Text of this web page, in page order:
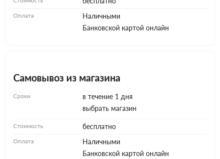
Оплата
Наличными
Банковской картой онлайн
Самовывоз из магазина
Сроки
в течение 1 дня
выбрать магазин
Стоимость бесплатно
Оплата
Наличными
Банковской картой онлайн